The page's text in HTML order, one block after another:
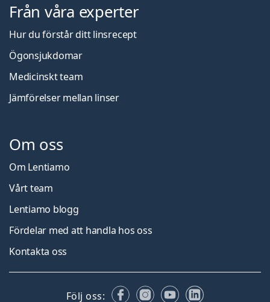
Från våra experter
Hur du förstår ditt linsrecept
Ögonsjukdomar
Medicinskt team
Jämförelser mellan linser
Om oss
Om Lentiamo
Vårt team
Lentiamo blogg
Fördelar med att handla hos oss
Kontakta oss
Följ oss: FacebookInstagram
YouTubeLinkedIn